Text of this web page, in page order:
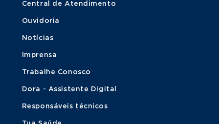
Central de Atendimento
Ouvidoria
Notícias
Imprensa
Trabalhe Conosco
Dora - Assistente Digital
Responsáveis técnicos